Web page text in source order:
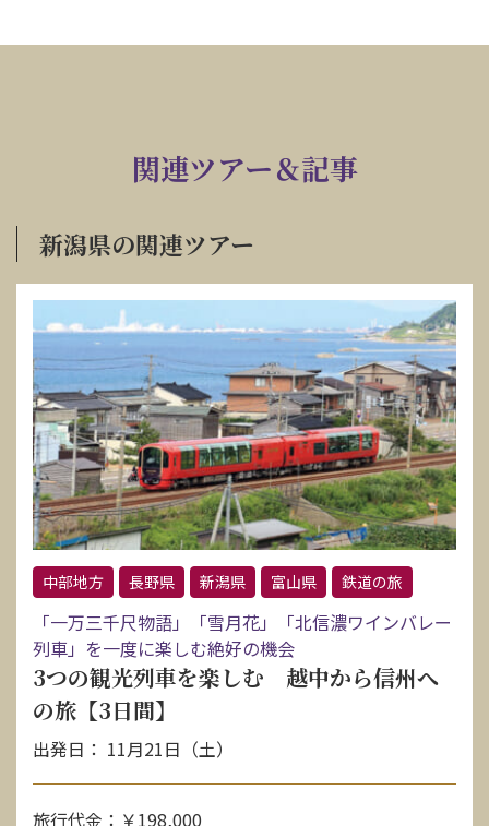
関連ツアー＆記事
新潟県の関連ツアー
中部地方 長野県 新潟県 富山県 鉄道の旅
「一万三千尺物語」「雪月花」「北信濃ワインバレー
列車」を一度に楽しむ絶好の機会
3つの観光列車を楽しむ 越中から信州へ
の旅【3日間】
出発日： 11月21日（土）
旅行代金：￥198,000